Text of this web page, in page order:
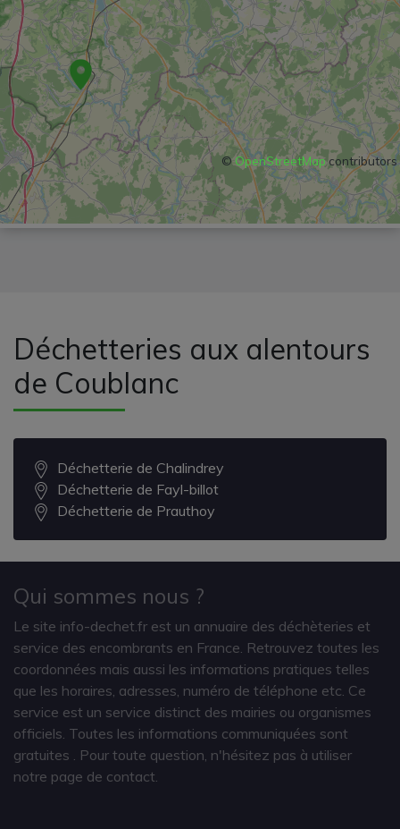
©OpenStreetMapcontributors
Déchetteries aux alentours
de Coublanc
Déchetterie de Chalindrey
Déchetterie de Fayl-billot
Déchetterie de Prauthoy
Qui sommes nous ?
Le site info-dechet.fr est un annuaire des déchèteries et
service des encombrants en France. Retrouvez toutes les
coordonnées mais aussi les informations pratiques telles
que les horaires, adresses, numéro de téléphone etc. Ce
service est un service distinct des mairies ou organismes
officiels. Toutes les informations communiquées sont
gratuites
. Pour toute question, n'hésitez pas à utiliser
notre page de contact.